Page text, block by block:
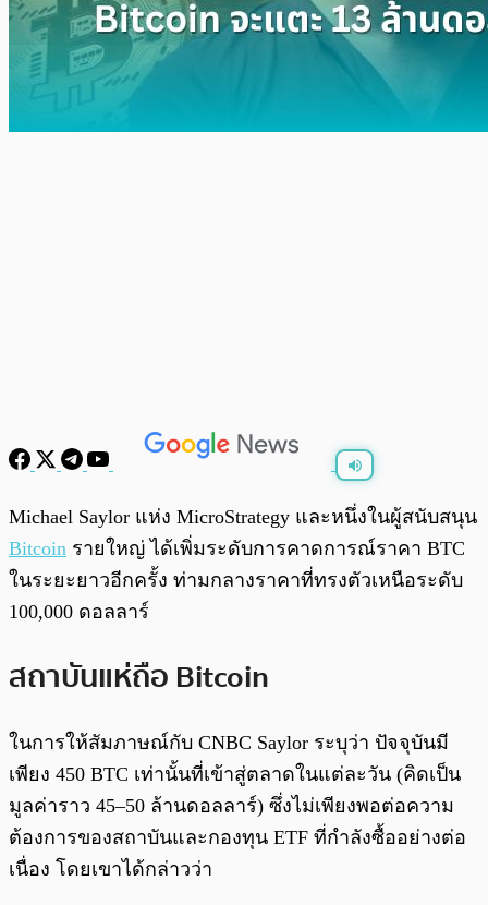
0:00 / 0:00
Michael Saylor แห่ง MicroStrategy และหนึ่งในผู้สนับสนุน
Bitcoin รายใหญ่ ได้เพิ่มระดับการคาดการณ์ราคา BTC
ในระยะยาวอีกครั้ง ท่ามกลางราคาที่ทรงตัวเหนือระดับ
100,000 ดอลลาร์
สถาบันแห่ถือ Bitcoin
ในการให้สัมภาษณ์กับ CNBC Saylor ระบุว่า ปัจจุบันมี
เพียง 450 BTC เท่านั้นที่เข้าสู่ตลาดในแต่ละวัน (คิดเป็น
มูลค่าราว 45–50 ล้านดอลลาร์) ซึ่งไม่เพียงพอต่อความ
ต้องการของสถาบันและกองทุน ETF ที่กำลังซื้ออย่างต่อ
เนื่อง โดยเขาได้กล่าวว่า